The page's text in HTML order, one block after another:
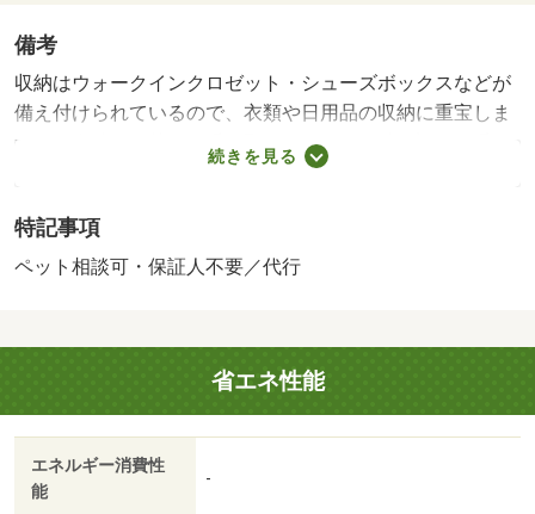
備考
収納はウォークインクロゼット・シューズボックスなどが
備え付けられているので、衣類や日用品の収納に重宝しま
す。不在時でも荷物の受け取りができる、時間調整の手間
が省ける宅配ボックスが付いております。直接会わずにイ
前に回避しやすくなります。室内設備は洗面所独立・浴室
乾燥機など豊富に揃っており、過ごしやすいお部屋になっ
あるので車を駐車するスペースにお困りの方にもお薦めで
す。この物件はチューナーのご用意とご契約だけでＢＳを
楽しめます。駐輪場が付いている物件です。敷地内ごみ置
き場は、簡単にごみ捨てができるのが魅力です。通風良好
の涼しく気持ちの良い空間をご提供いたします（＾＿
＾）・賃貸保証等：加入要（ハウスリーブ ハウスリーブ
続きを見る
特記事項
ペット相談可・保証人不要／代行
省エネ性能
エネルギー消費性
能
-